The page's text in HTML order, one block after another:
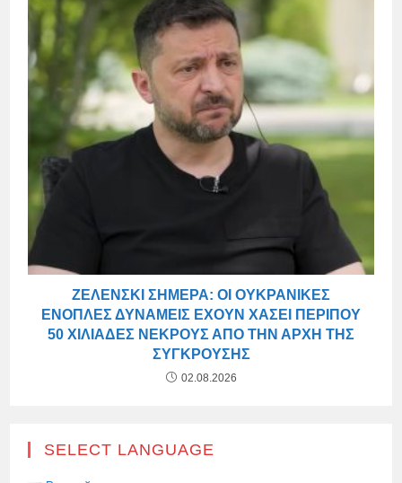
ΖΕΛΈΝΣΚΙ ΣΉΜΕΡΑ: ΟΙ ΟΥΚΡΑΝΙΚΈΣ
ΈΝΟΠΛΕΣ ΔΥΝΆΜΕΙΣ ΈΧΟΥΝ ΧΆΣΕΙ ΠΕΡΊΠΟΥ
50 ΧΙΛΙΆΔΕΣ ΝΕΚΡΟΎΣ ΑΠΌ ΤΗΝ ΑΡΧΉ ΤΗΣ
ΣΎΓΚΡΟΥΣΗΣ
02.08.2026
SELECT LANGUAGE